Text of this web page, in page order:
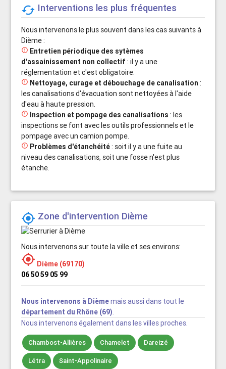
 Interventions les plus fréquentes
Nous intervenons le plus souvent dans les cas suivants à
Dième :
 Entretien périodique des sytèmes
d'assainissement non collectif : il y a une
réglementation et c'est obligatoire.
 Nettoyage, curage et débouchage de canalisation :
les canalisations d'évacuation sont nettoyées à l'aide
d'eau à haute pression.
 Inspection et pompage des canalisations : les
inspections se font avec les outils professionnels et le
pompage avec un camion pompe.
 Problèmes d'étanchéité: soit il y a une fuite au
niveau des canalisations, soit une fosse n'est plus
étanche.
 Zone d'intervention Dième
Nous intervenons sur toute la ville et ses environs:
 Dième (69170)
06 50 59 05 99
Nous intervenons à Dièmemais aussi dans tout le
département du Rhône (69).
Nous intervenons également dans les villes proches.
Chambost-Allières Chamelet Dareizé
Létra Saint-Appolinaire